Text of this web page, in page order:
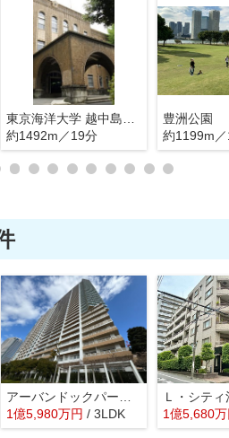
約1492m／19分
豊洲公園
約1199m
1億5,980万円 / 3LDK
Ｌ・シテ
1億5,680万